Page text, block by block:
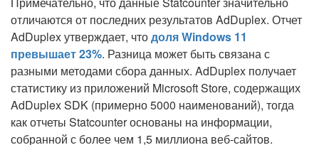
отличаются от последних результатов AdDuplex. Отчет
AdDuplex утверждает, чтодоля Windows 11
превышает 23%. Разница может быть связана с
разными методами сбора данных. AdDuplex получает
статистику из приложений Microsoft Store, содержащих
AdDuplex SDK (примерно 5000 наименований), тогда
как отчеты Statcounter основаны на информации,
собранной с более чем 1,5 миллиона веб-сайтов.